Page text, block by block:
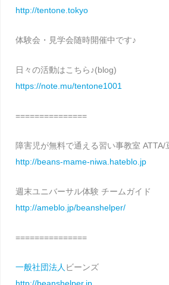
http://tentone.tokyo
体験会・見学会随時開催中です♪
日々の活動はこちら♪(blog)
https://note.mu/tentone1001
===============
障害児が無料で通える習い事教室 ATTA/
http://beans-mame-niwa.hateblo.jp
週末ユニバーサル体験 チームガイド
http://ameblo.jp/beanshelper/
===============
一般社団法人 ビーンズ